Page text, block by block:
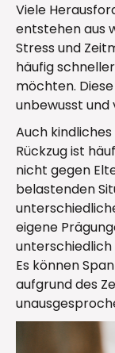
Viele
entstehen aus
Stress und
häufig
möchten.
unbewusst
Auch
Rückzug ist
nicht gegen
belastenden
eigene
Es können
aufgrund des